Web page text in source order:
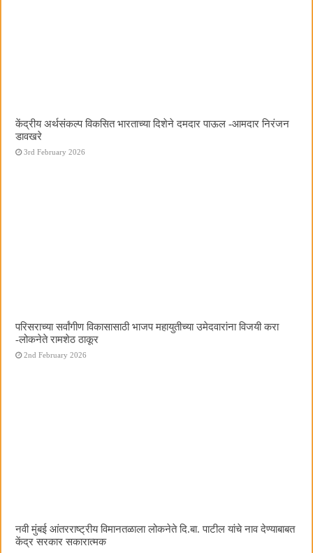
केंद्रीय अर्थसंकल्प विकसित भारताच्या दिशेने दमदार पाऊल -आमदार निरंजन
डावखरे
3rd February 2026
परिसराच्या सर्वांगीण विकासासाठी भाजप महायुतीच्या उमेदवारांना विजयी करा
-लोकनेते रामशेठ ठाकूर
2nd February 2026
नवी मुंबई आंतरराष्ट्रीय विमानतळाला लोकनेते दि.बा. पाटील यांचे नाव देण्याबाबत
केंद्र सरकार सकारात्मक